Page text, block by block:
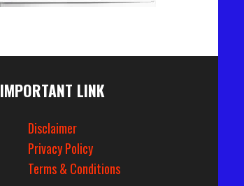
IMPORTANT LINK
Disclaimer
Privacy Policy
Terms & Conditions